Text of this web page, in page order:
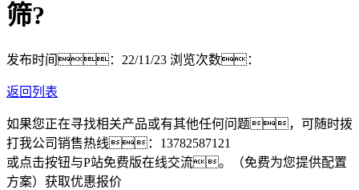
筛?
发布时间：22/11/23 浏览次数：
返回列表
如果您正在寻找相关产品或有其他任何问题，可随时拨
打我公司销售热线： 13782587121
或点击按钮与P站免费版在线交流。（免费为您提供配置
方案） 获取优惠报价